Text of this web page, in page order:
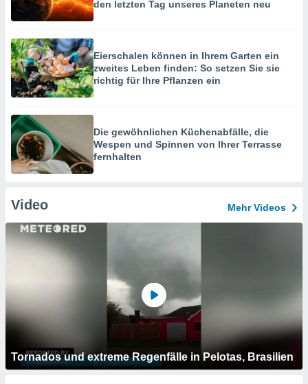
den letzten Tag unseres Planeten neu
Eierschalen können in Ihrem Garten ein
zweites Leben finden: So setzen Sie sie
richtig für Ihre Pflanzen ein
Die gewöhnlichen Küchenabfälle, die
Wespen und Spinnen von Ihrer Terrasse
fernhalten
Video Mehr Videos
Tornados und extreme Regenfälle in Pelotas, Brasilien